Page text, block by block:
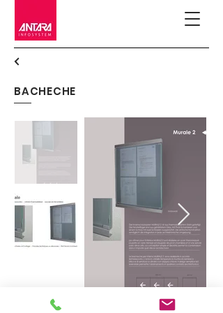
BACHECHE